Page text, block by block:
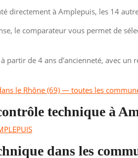
directement à Amplepuis, les 14
le comparateur vous permet de
à partir de 4 ans d'ancienneté, avec
le Rhône (69) — toutes les
technique à
dans les